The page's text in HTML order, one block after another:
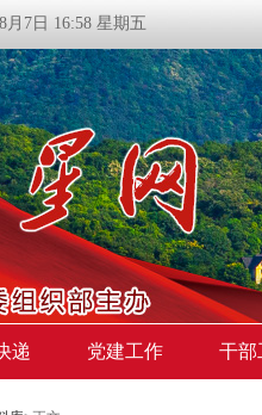
月7日 16:58 星期五
递 党建工作 干部